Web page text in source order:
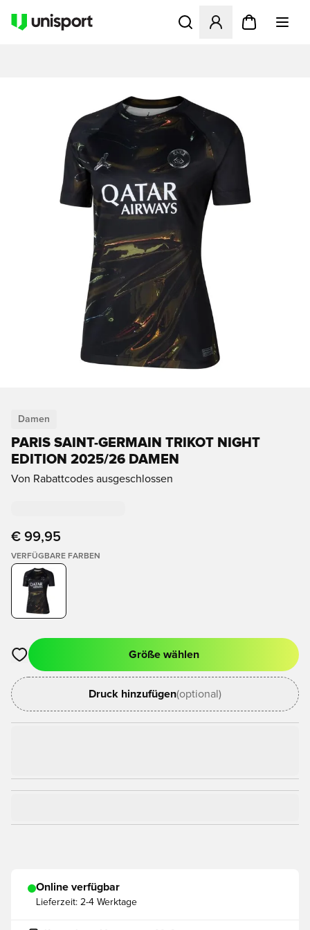
Öffnet ein Fenster zum
Damen
PARIS SAINT-GERMAIN TRIKOT NIGHT
EDITION 2025/26 DAMEN
Von Rabattcodes ausgeschlossen
€ 99,95
VERFÜGBARE FARBEN
Öffnet ein Fenster zum Anmelden oder Registrieren als
Größe wählen
Druck hinzufügen(optional)
Online verfügbar
Lieferzeit: 2-4 Werktage